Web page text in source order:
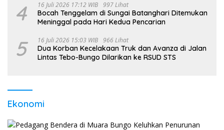
4 16 Juli 2026 17:12 WIB 997 Lihat
Bocah Tenggelam di Sungai Batanghari Ditemukan
Meninggal pada Hari Kedua Pencarian
5 16 Juli 2026 15:03 WIB 966 Lihat
Dua Korban Kecelakaan Truk dan Avanza di Jalan
Lintas Tebo-Bungo Dilarikan ke RSUD STS
Ekonomi